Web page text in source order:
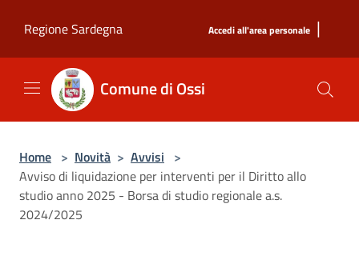
Regione Sardegna
Accedi all'area personale |
Comune di Ossi
Home > Novità > Avvisi >
Avviso di liquidazione per interventi per il Diritto allo
studio anno 2025 - Borsa di studio regionale a.s.
2024/2025